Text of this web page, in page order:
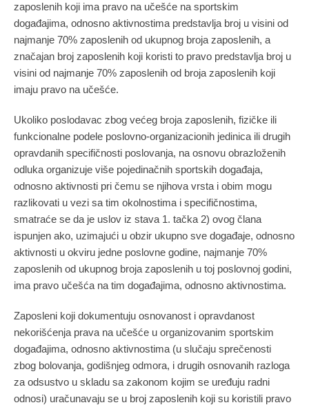
zaposlenih koji ima pravo na učešće na sportskim
događajima, odnosno aktivnostima predstavlja broj u visini od
najmanje 70% zaposlenih od ukupnog broja zaposlenih, a
značajan broj zaposlenih koji koristi to pravo predstavlja broj u
visini od najmanje 70% zaposlenih od broja zaposlenih koji
imaju pravo na učešće.
Ukoliko poslodavac zbog većeg broja zaposlenih, fizičke ili
funkcionalne podele poslovno-organizacionih jedinica ili drugih
opravdanih specifičnosti poslovanja, na osnovu obrazloženih
odluka organizuje više pojedinačnih sportskih događaja,
odnosno aktivnosti pri čemu se njihova vrsta i obim mogu
razlikovati u vezi sa tim okolnostima i specifičnostima,
smatraće se da je uslov iz stava 1. tačka 2) ovog člana
ispunjen ako, uzimajući u obzir ukupno sve događaje, odnosno
aktivnosti u okviru jedne poslovne godine, najmanje 70%
zaposlenih od ukupnog broja zaposlenih u toj poslovnoj godini,
ima pravo učešća na tim događajima, odnosno aktivnostima.
Zaposleni koji dokumentuju osnovanost i opravdanost
nekorišćenja prava na učešće u organizovanim sportskim
događajima, odnosno aktivnostima (u slučaju sprečenosti
zbog bolovanja, godišnjeg odmora, i drugih osnovanih razloga
za odsustvo u skladu sa zakonom kojim se uređuju radni
odnosi) uračunavaju se u broj zaposlenih koji su koristili pravo